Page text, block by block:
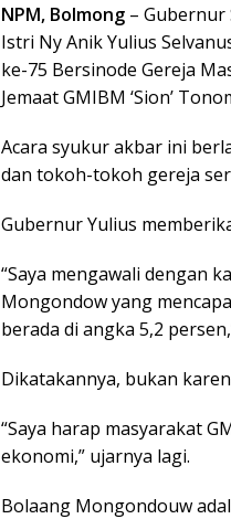
NPM, Bolmong – Gubernur
Istri Ny Anik Yulius
ke-75 Bersinode Gereja
Jemaat GMIBM ‘Sion’
Acara syukur akbar ini
dan tokoh-tokoh gereja
Gubernur Yulius
“Saya mengawali dengan
Mongondow yang
berada di angka 5,2
Dikatakannya, bukan
“Saya harap masyarakat
ekonomi,” ujarnya lagi.
Bolaang Mongondouw